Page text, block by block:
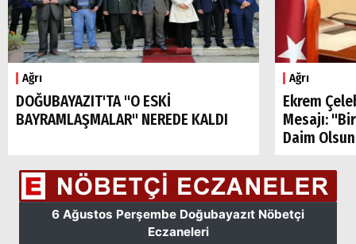
Ağrı
DOĞUBAYAZIT'TA "O ESKİ
BAYRAMLAŞMALAR" NEREDE KALDI
Ağrı
Ekrem
Mesajı:
Daim